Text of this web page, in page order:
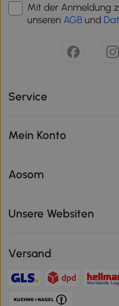
Mit der Anmeldung
unseren AGB und
Service
Mein Konto
Aosom
Unsere Websiten
Versand